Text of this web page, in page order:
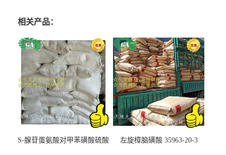
相关产品：
S-腺苷蛋氨酸对甲苯磺酸硫酸
左旋樟脑磺酸 35963-20-3